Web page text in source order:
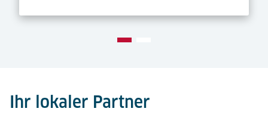
Ihr lokaler Partner